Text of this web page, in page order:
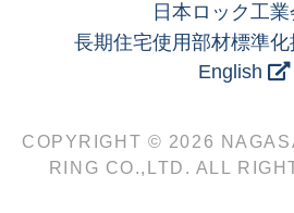
日本ロック工業
長期住宅使用部材標準
English
COPYRIGHT © 2026
RING CO.,LTD. ALL